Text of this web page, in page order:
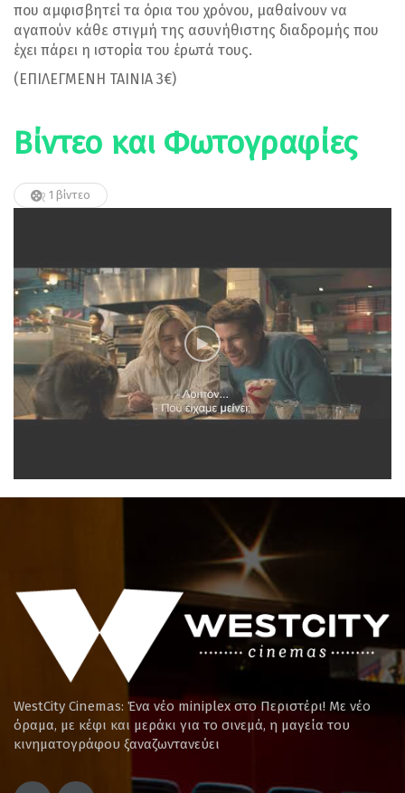
που αμφισβητεί τα όρια του χρόνου, μαθαίνουν να
αγαπούν κάθε στιγμή της ασυνήθιστης διαδρομής που
έχει πάρει η ιστορία του έρωτά τους.
(ΕΠΙΛΕΓΜΕΝΗ ΤΑΙΝΙΑ 3€)
Βίντεο και Φωτογραφίες
1 βίντεο
WestCity Cinemas: Ένα νέο miniplex στο Περιστέρι! Mε νέο
όραμα, με κέφι και μεράκι για το σινεμά, η μαγεία του
κινηματογράφου ξαναζωντανεύει